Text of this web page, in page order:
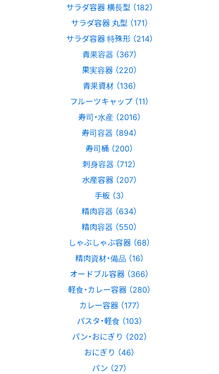
サラダ容器 横長型 （182）
サラダ容器 丸型 （171）
サラダ容器 特殊形 （214）
青果容器 （367）
果実容器 （220）
青果資材 （136）
フルーツキャップ （11）
寿司・水産 （2016）
寿司容器 （894）
寿司桶 （200）
刺身容器 （712）
水産容器 （207）
手板 （3）
精肉容器 （634）
精肉容器 （550）
しゃぶしゃぶ容器 （68）
精肉資材・備品 （16）
オードブル容器 （366）
軽食・カレー容器 （280）
カレー容器 （177）
パスタ・軽食 （103）
パン・おにぎり （202）
おにぎり （46）
パン （27）